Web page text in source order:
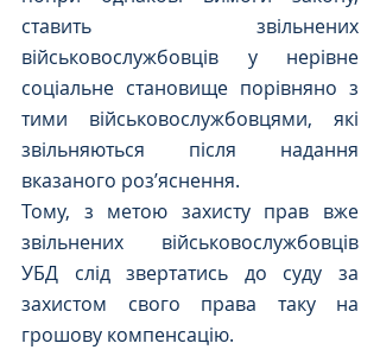
ставить звільнених
військовослужбовців у нерівне
соціальне становище порівняно з
тими військовослужбовцями, які
звільняються після надання
вказаного роз’яснення.
Тому, з метою захисту прав вже
звільнених військовослужбовців
УБД слід звертатись до суду за
захистом свого права таку на
грошову компенсацію.